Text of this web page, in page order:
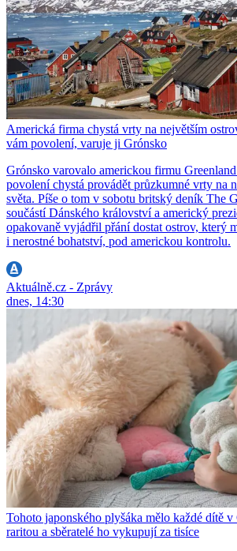
Americká firma chystá vrty na největším
vám povolení, varuje ji Grónsko
Grónsko varovalo americkou firmu
povolení chystá provádět průzkumné vrty na
světa. Píše o tom v sobotu britský deník The
součástí Dánského království a americký
opakovaně vyjádřil přání dostat ostrov, který
i nerostné bohatství, pod americkou kontrolu.
Aktuálně.cz - Zprávy
dnes, 14:30
Tohoto japonského plyšáka mělo každé dítě
raritou a sběratelé ho vykupují za tisíce